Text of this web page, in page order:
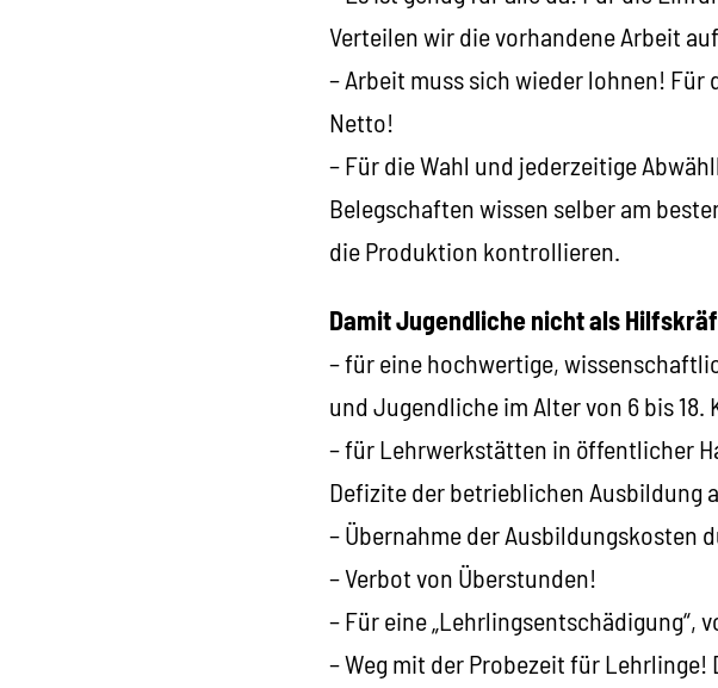
Verteilen wir die vorhandene Arbeit
– Arbeit muss sich wieder lohnen! Für
Netto!
– Für die Wahl und jederzeitige
Belegschaften wissen selber am
die Produktion kontrollieren.
Damit Jugendliche nicht als
– für eine hochwertige,
und Jugendliche im Alter von 6 bis
– für Lehrwerkstätten in öffentlicher
Defizite der betrieblichen Ausbildung
– Übernahme der Ausbildungskosten
– Verbot von Überstunden!
– Für eine „Lehrlingsentschädigung“,
– Weg mit der Probezeit für